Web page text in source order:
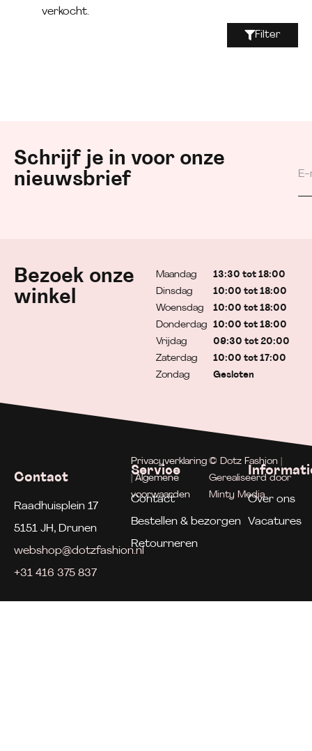
verkocht.
Filter
Schrijf je in voor onze
nieuwsbrief
Bezoek onze
winkel
Maandag
Dinsdag
Woensdag
Donderdag
Vrijdag
Zaterdag
Zondag
13:30 tot 18:00
10:00 tot 18:00
10:00 tot 18:00
10:00 tot 18:00
09:30 tot 20:00
10:00 tot 17:00
Gesloten
Contact
Raadhuisplein 17
5151 JH, Drunen
webshop@dotzfashion.nl
+31 416 375 837
Service
Contact
Bestellen & bezorgen
Retourneren
Over ons
Vacatures
Privacyverklaring
| Algemene
voorwaarden
© Dotz Fashion |
Gerealiseerd door
Minty Media